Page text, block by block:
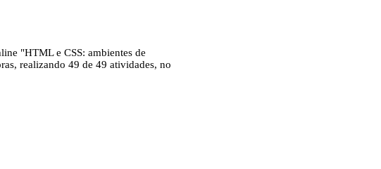
"HTML e CSS: ambientes de
realizando 49 de 49 atividades, no